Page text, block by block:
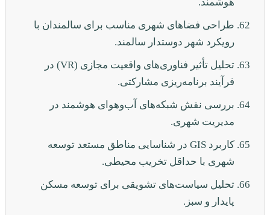
طراحی فضاهای شهری مناسب برای سالمندان با
رویکرد شهر دوستدار سالمند.
تحلیل تأثیر فناوری‌های واقعیت مجازی (VR) در
فرآیند برنامه‌ریزی مشارکتی.
بررسی نقش شبکه‌های آب‌وهوای هوشمند در
مدیریت شهری.
کاربرد GIS در شناسایی مناطق مستعد توسعه
شهری با حداقل تخریب محیطی.
تحلیل سیاست‌های تشویقی برای توسعه مسکن
پایدار و سبز.